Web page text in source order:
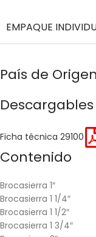
EMPAQUE
País de Origen
Descargables
Ficha técnica 29100
Contenido
Brocasierra 1″
Brocasierra 1 1/4″
Brocasierra 1 1/2″
Brocasierra 1 3/4″